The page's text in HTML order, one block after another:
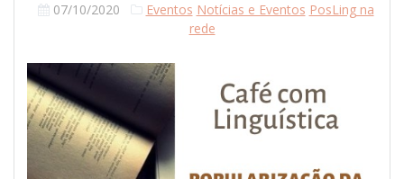
07/10/2020 Eventos Notícias e Eventos PosLing na
rede